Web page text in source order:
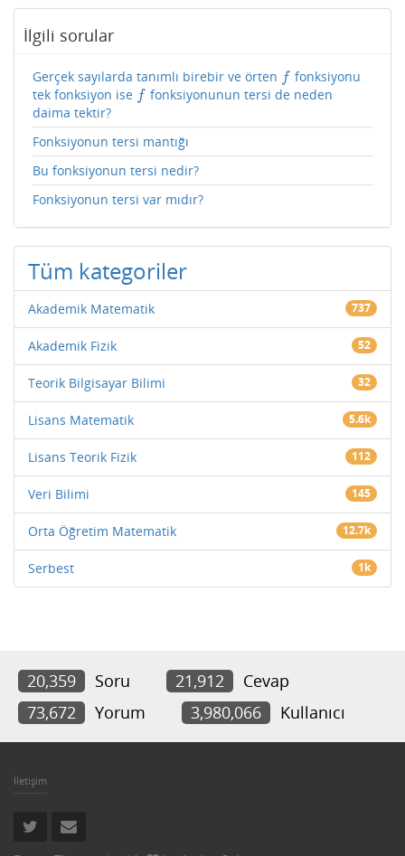
İlgili sorular
Gerçek sayılarda tanımlı birebir ve örten f
f fonksiyonu
tek fonksiyon ise f
f fonksiyonunun tersi de neden
daima tektir?
Fonksiyonun tersi mantığı
Bu fonksiyonun tersi nedir?
Fonksiyonun tersi var mıdır?
Tüm kategoriler
Akademik Matematik 737
Akademik Fizik 52
Teorik Bilgisayar Bilimi 32
Lisans Matematik 5.6k
Lisans Teorik Fizik 112
Veri Bilimi 145
Orta Öğretim Matematik 12.7k
Serbest 1k
20,359 Soru 21,912
Cevap
73,672
Yorum 3,980,066 Kullanıcı
İletişim